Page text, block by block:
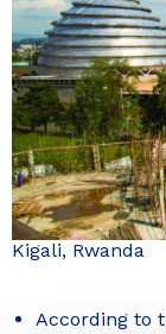
Kigali, Rwanda
According to